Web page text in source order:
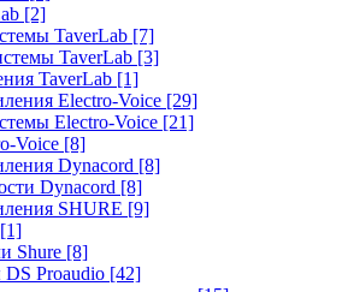
[2]
TaverLab [7]
TaverLab [3]
TaverLab [1]
Electro-Voice [29]
Electro-Voice [21]
Voice [8]
Dynacord [8]
Dynacord [8]
SHURE [9]
[1]
Shure [8]
DS Proaudio [42]